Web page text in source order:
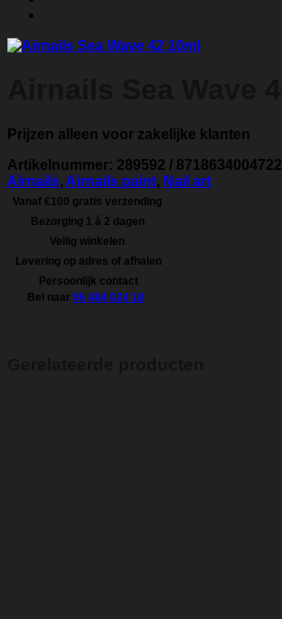
Prijzen alleen voor zakelijke klanten
Artikelnummer: 289592 / 8718634004722
Airnails, Airnails paint, Nail art
Vanaf €100 gratis verzending
Bezorging 1 á 2 dagen
Veilig winkelen
Levering op adres of afhalen
Persoonlijk contact
Bel naar 06 484 024 18